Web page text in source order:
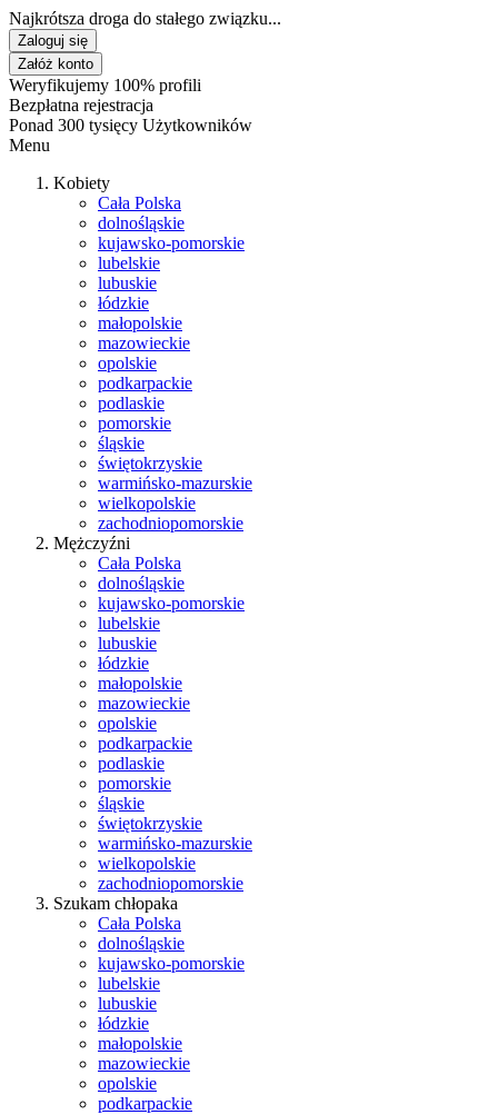
Najkrótsza droga do stałego związku...
Zaloguj się
Załóż konto
Weryfikujemy 100% profili
Bezpłatna rejestracja
Ponad 300 tysięcy Użytkowników
Menu
Kobiety
Cała Polska
dolnośląskie
kujawsko-pomorskie
lubelskie
lubuskie
łódzkie
małopolskie
mazowieckie
opolskie
podkarpackie
podlaskie
pomorskie
śląskie
świętokrzyskie
warmińsko-mazurskie
wielkopolskie
zachodniopomorskie
Mężczyźni
Cała Polska
dolnośląskie
kujawsko-pomorskie
lubelskie
lubuskie
łódzkie
małopolskie
mazowieckie
opolskie
podkarpackie
podlaskie
pomorskie
śląskie
świętokrzyskie
warmińsko-mazurskie
wielkopolskie
zachodniopomorskie
Szukam chłopaka
Cała Polska
dolnośląskie
kujawsko-pomorskie
lubelskie
lubuskie
łódzkie
małopolskie
mazowieckie
opolskie
podkarpackie